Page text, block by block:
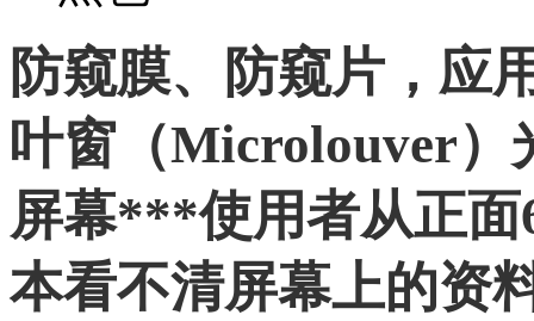
防窥膜、防窥片，应
叶窗（Microlouver）
屏幕***使用者从正面
本看不清屏幕上的资